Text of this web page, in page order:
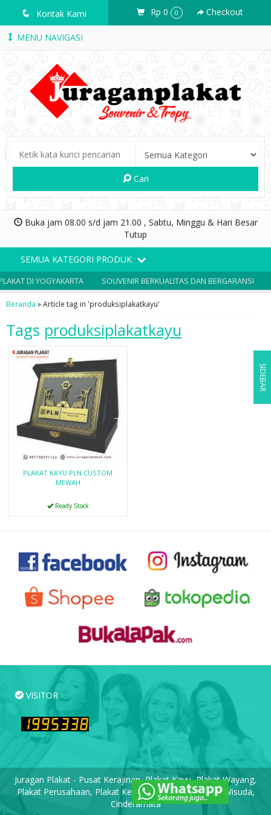
q Kontak Kami Rp 0 0 Checkout
MENU NAVIGASI
Cari
Buka jam 08.00 s/d jam 21.00 , Sabtu, Minggu & Hari Besar
Tutup
SEMUA KATEGORI PRODUK
DI YOGYAKARTA SOUVENIR BERKUALITAS DAN BERGARANSI
Beranda »Article tag in 'produksiplakatkayu'
Tags produksiplakatkayu
PLAKAT KAYU PLN CUSTOM
MEWAH
Ready Stock
SIDEBAR
VISITOR
Juragan Plakat - Pusat Kerajinan, Plakat Kayu, Plakat Wayang,
Plakat Perusahaan, Plakat Kenang-kenangan, Plakat Wisuda,
Cinderamata